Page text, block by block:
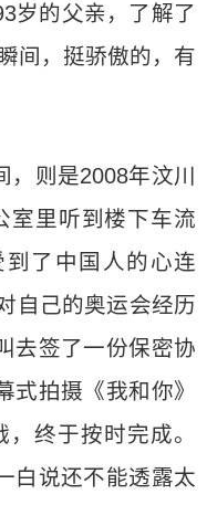
岁的父亲，了解了
间，挺骄傲的，有
则是2008年汶川
室里听到楼下车流
了中国人的心连
自己的奥运会经历
去签了一份保密协
式拍摄《我和你》
终于按时完成。
白说还不能透露太